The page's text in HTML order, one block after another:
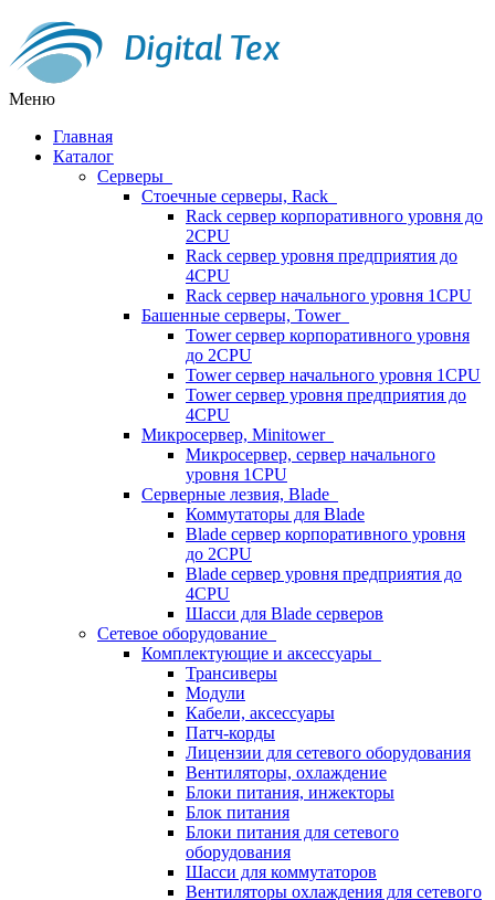
Меню
Главная
Каталог
Серверы
Стоечные серверы, Rack
Rack сервер корпоративного уровня до
2CPU
Rack сервер уровня предприятия до
4CPU
Rack сервер начального уровня 1CPU
Башенные серверы, Tower
Tower сервер корпоративного уровня
до 2CPU
Tower сервер начального уровня 1CPU
Tower сервер уровня предприятия до
4CPU
Микросервер, Minitower
Микросервер, сервер начального
уровня 1CPU
Серверные лезвия, Blade
Коммутаторы для Blade
Blade сервер корпоративного уровня
до 2CPU
Blade сервер уровня предприятия до
4CPU
Шасси для Blade серверов
Сетевое оборудование
Комплектующие и аксессуары
Трансиверы
Модули
Кабели, аксессуары
Патч-корды
Лицензии для сетевого оборудования
Вентиляторы, охлаждение
Блоки питания, инжекторы
Блок питания
Блоки питания для сетевого
оборудования
Шасси для коммутаторов
Вентиляторы охлаждения для сетевого